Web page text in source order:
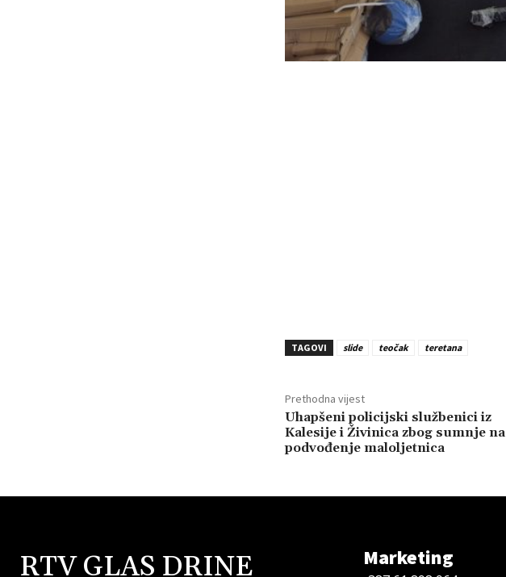
TAGOVI slide teočak teretana
Prethodna vijest
Uhapšeni policijski službenici iz
Kalesije i Živinica zbog sumnje na
podvođenje maloljetnica
RTV GLAS DRINE Marketing